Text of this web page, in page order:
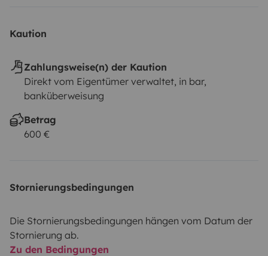
Kaution
Zahlungsweise(n) der Kaution
Direkt vom Eigentümer verwaltet, in bar,
banküberweisung
Betrag
600 €
Stornierungsbedingungen
Die Stornierungsbedingungen hängen vom Datum der
Stornierung ab.
Zu den Bedingungen